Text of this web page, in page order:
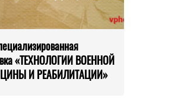
«ТЕХНОЛОГИИ ВОЕННОЙ
И РЕАБИЛИТАЦИИ»